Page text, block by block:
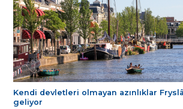
Kendi devletleri olmayan azınlıklar
geliyor